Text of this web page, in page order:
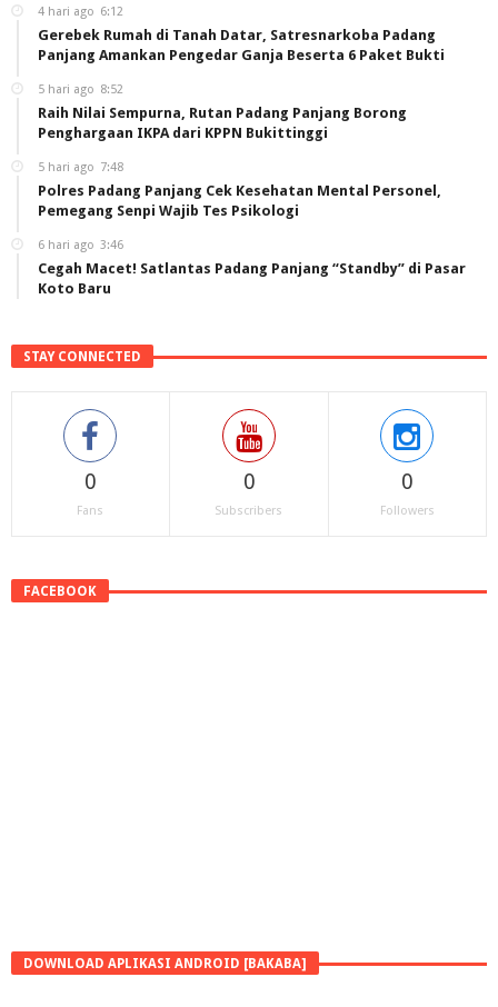
4 hari ago 6:12
Gerebek Rumah di Tanah Datar, Satresnarkoba Padang
Panjang Amankan Pengedar Ganja Beserta 6 Paket Bukti
5 hari ago 8:52
Raih Nilai Sempurna, Rutan Padang Panjang Borong
Penghargaan IKPA dari KPPN Bukittinggi
5 hari ago 7:48
Polres Padang Panjang Cek Kesehatan Mental Personel,
Pemegang Senpi Wajib Tes Psikologi
6 hari ago 3:46
Cegah Macet! Satlantas Padang Panjang “Standby” di Pasar
Koto Baru
STAY CONNECTED
0
Fans
0
Subscribers
0
Followers
FACEBOOK
DOWNLOAD APLIKASI ANDROID [BAKABA]